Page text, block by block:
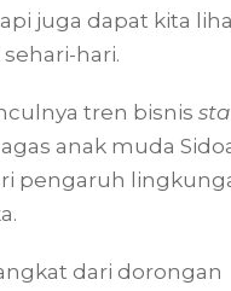
juga dapat kita
hari.
tren bisnis
anak muda
pengaruh
dari dorongan